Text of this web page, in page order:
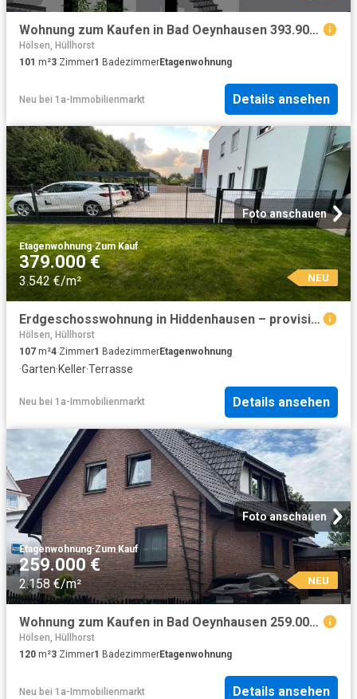
Wohnung zum Kaufen in Bad Oeynhausen 393.900,00 EUR 101 m²
Hölsen, Hüllhorst
101 m²3 Zimmer1 BadezimmerEtagenwohnung
Neu bei 1a-Immobilienmarkt Details ansehen
Foto anschauen
Etagenwohnung·Zum Kauf
379.000 €
3.542 €/m² NEU
Erdgeschosswohnung in Hiddenhausen – provisionsfrei zu verkaufen
Hölsen, Hüllhorst
107 m²4 Zimmer1 BadezimmerEtagenwohnung
·Garten·Keller·Terrasse
Neu bei 1a-Immobilienmarkt Details ansehen
Foto anschauen
Etagenwohnung·Zum Kauf
259.000 €
2.158 €/m² NEU
Wohnung zum Kaufen in Bad Oeynhausen 259.000,00 EUR 120 m²
Hölsen, Hüllhorst
120 m²3 Zimmer1 BadezimmerEtagenwohnung
Neu bei 1a-Immobilienmarkt Details ansehen